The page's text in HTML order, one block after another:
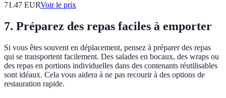
71.47 EURVoir le prix
7. Préparez des repas faciles à emporter
Si vous êtes souvent en déplacement, pensez à préparer des repas
qui se transportent facilement. Des salades en bocaux, des wraps ou
des repas en portions individuelles dans des contenants réutilisables
sont idéaux. Cela vous aidera à ne pas recourir à des options de
restauration rapide.